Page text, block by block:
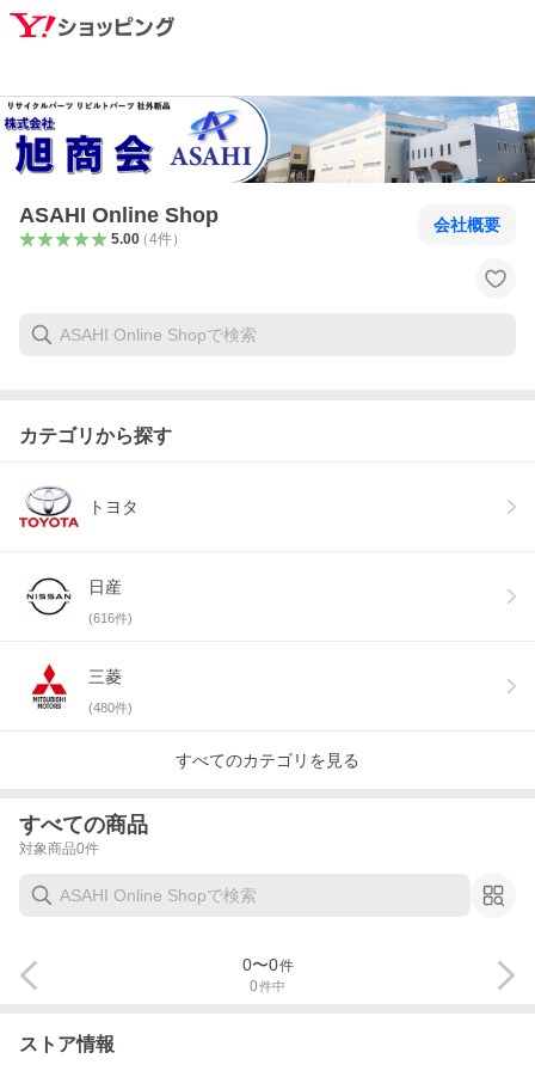
ASAHI Online Shop
5.00（4件）
会社概要
カテゴリから探す
トヨタ
日産
(616件)
三菱
(480件)
すべてのカテゴリを見る
すべての商品
対象商品0件
0件中
0〜0件
ストア情報